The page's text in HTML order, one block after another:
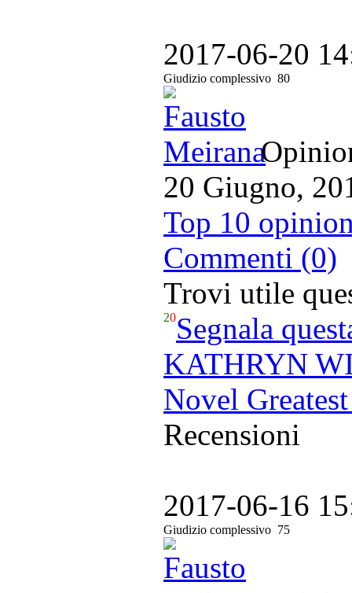
2017-06-20
Giudizio complessivo 80
20 Giugno,
Top 10
Commenti (0)
Trovi utile
20Segnala
KATHRYN
Novel
Recensioni
2017-06-16
Giudizio complessivo 75